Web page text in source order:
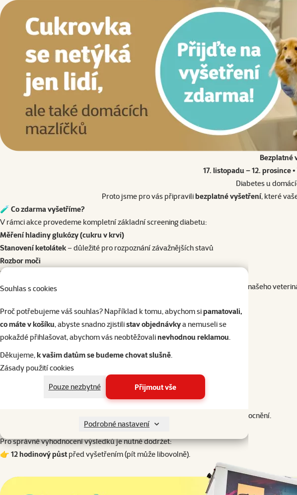
Souhlas s cookies
Proč potřebujeme váš souhlas? Například k tomu, abychom sipamatovali,
co máte v košíku, abyste snadno zjistilistav objednávkya nemuseli se
pokaždé přihlašovat, abychom vás neobtěžovalinevhodnou reklamou.
Děkujeme,k vašim datům se budeme chovat slušně.
Zásady použití cookies
Pouze nezbytné
Přijmout vše
Podrobné nastavení
Bezplatné
17. listopadu – 12. prosince
Diabetes u
Proto jsme pro vás připravilibezplatné vyšetření, které
🧪 Co zdarma vyšetříme?
V rámci akce provedeme kompletní základní screening diabetu:
Měření hladiny glukózy (cukru v krvi)
Stanovení ketolátek– důležité pro rozpoznání závažnějších stavů
Rozbor moči
Rychlé vyhodnocení na místě
Vyšetření probíhá pomocí profesionálních přístrojů Wellion a pod dohledem našeho
Diabetes se u zvířat často projeví až ve chvíli, kdy je nemoc pokročilá.
Mezi nejčastější příznaky patří:
zvýšená žízeň
časté močení
únava
změny chuti k jídlu
Včasné vyšetření má obrovský vliv na úspěšnou léčbu.
U koček může v některých případech dokonce dojít k úplnému ústupu onemocnění.
Pro správné vyhodnocení výsledků je nutné dodržet:
👉 12 hodinový půstpřed vyšetřením (pít může libovolně).